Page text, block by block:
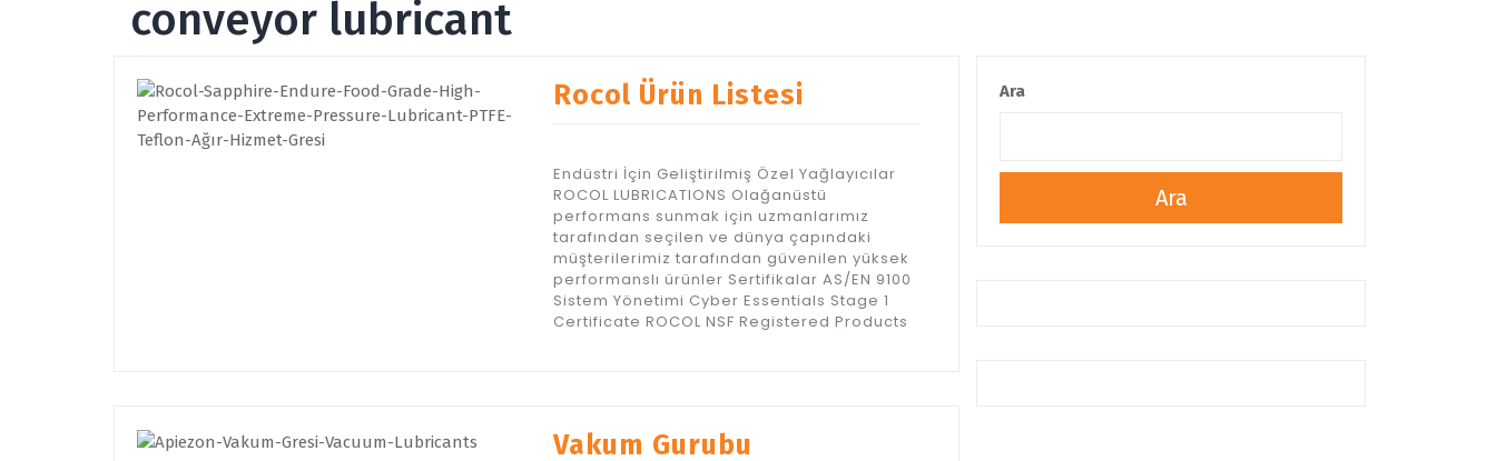
conveyor lubricant
Rocol Ürün Listesi
Endüstri İçin Geliştirilmiş Özel Yağlayıcılar
ROCOL LUBRICATIONS Olağanüstü
performans sunmak için uzmanlarımız
tarafından seçilen ve dünya çapındaki
müşterilerimiz tarafından güvenilen yüksek
performanslı ürünler Sertifikalar AS/EN 9100
Sistem Yönetimi Cyber Essentials Stage 1
Certificate ROCOL NSF Registered Products
Vakum Gurubu
Ara
Ara